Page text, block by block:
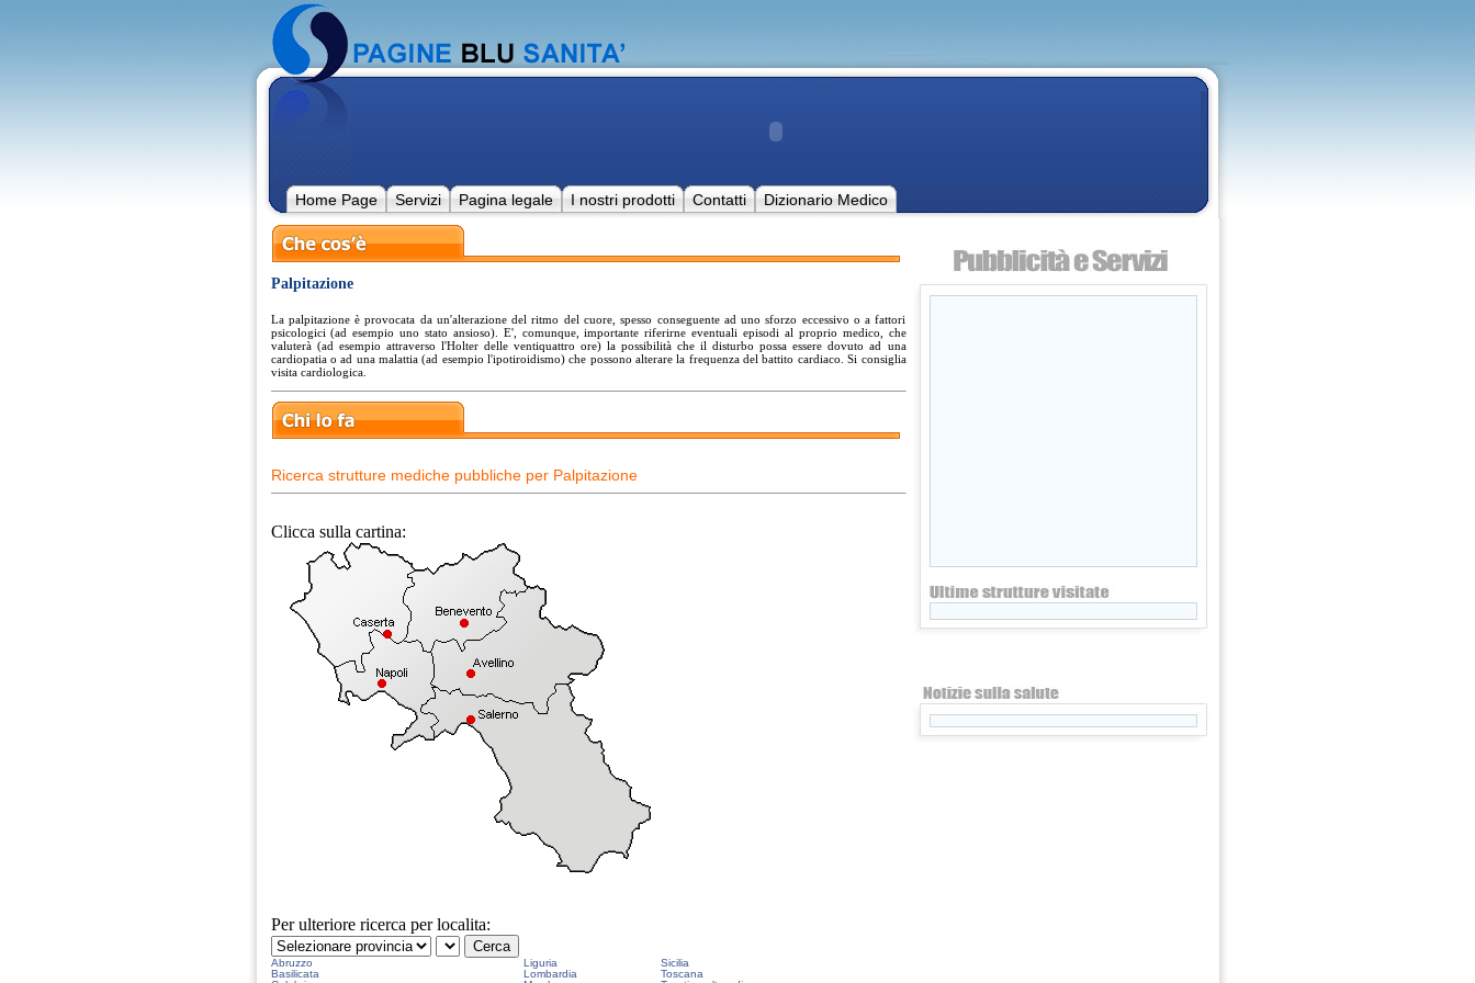
Home Page Servizi Pagina legale I nostri prodotti Contatti Dizionario Medico
Palpitazione
La palpitazione è provocata da un'alterazione del ritmo del cuore, spesso conseguente ad uno sforzo eccessivo o a fattori
psicologici (ad esempio uno stato ansioso). E', comunque, importante riferirne eventuali episodi al proprio medico, che
valuterà (ad esempio attraverso l'Holter delle ventiquattro ore) la possibilità che il disturbo possa essere dovuto ad una
cardiopatia o ad una malattia (ad esempio l'ipotiroidismo) che possono alterare la frequenza del battito cardiaco. Si consiglia
visita cardiologica.
Ricerca strutture mediche pubbliche per Palpitazione
Clicca sulla cartina:
Per ulteriore ricerca per localita:
Abruzzo Liguria
Sicilia
Basilicata
Lombardia
Toscana